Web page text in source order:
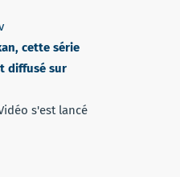
cette série
diffusé sur
s'est lancé